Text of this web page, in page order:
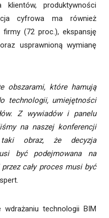
produktywności
cyfrowa ma również
firmy (72 proc.), ekspansję
usprawnioną wymianę
obszarami, które hamują
technologii, umiejętności
Z wywiadów i panelu
na naszej konferencji
obraz, że decyzja
być podejmowana na
cały proces musi być
technologii BIM